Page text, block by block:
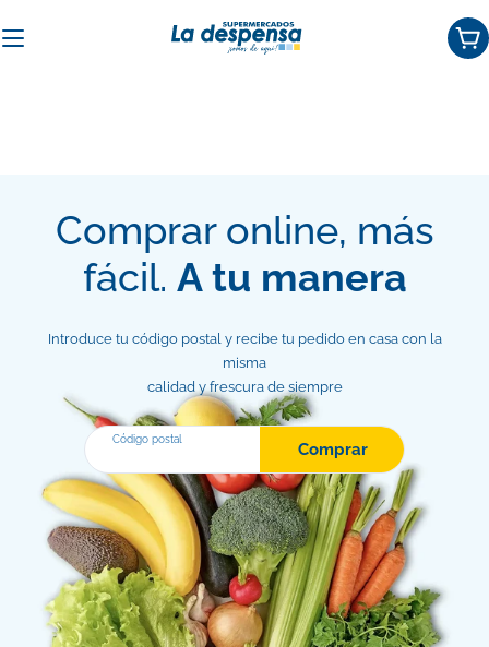
al
Comprar online, más
fácil. A tu manera
Introduce tu código postal y recibe tu pedido en casa con la
misma
calidad y frescura de siempre
Código postal
Comprar